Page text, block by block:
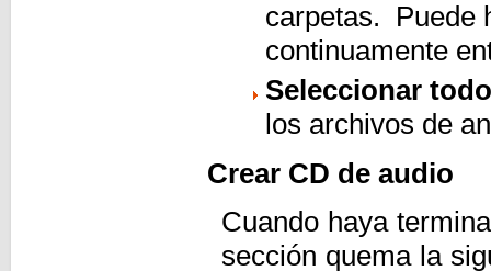
carpetas. Puede
continuamente
Seleccionar todo
los archivos de
Crear CD de audio
Cuando haya
sección quema la